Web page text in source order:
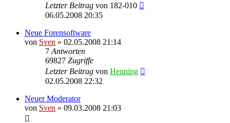
Letzter Beitrag von 182-010
06.05.2008 20:35
Neue Forensoftware
von Sven » 02.05.2008 21:14
7 Antworten
69827 Zugriffe
Letzter Beitrag von Henning
02.05.2008 22:32
Neuer Moderator
von Sven » 09.03.2008 21:03